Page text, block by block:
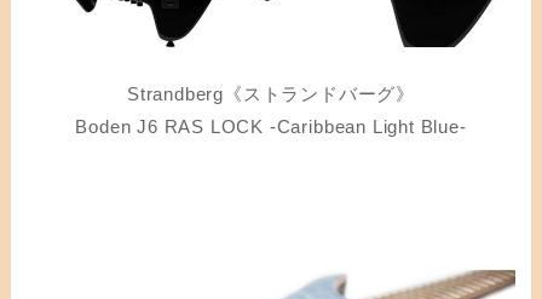
Strandberg《ストランドバーグ》
Boden J6 RAS LOCK -Caribbean Light Blue-